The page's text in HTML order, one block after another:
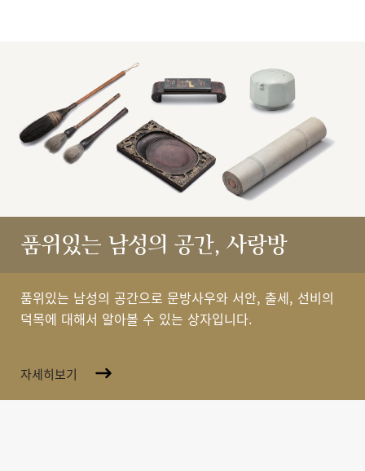
품위있는 남성의 공간, 사랑방
품위있는 남성의 공간으로 문방사우와 서안, 출세, 선비의
덕목에 대해서 알아볼 수 있는 상자입니다.
자세히보기